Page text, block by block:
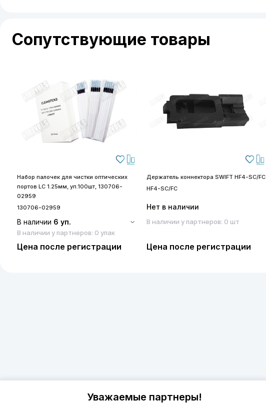
Сопутствующие товары
Набор палочек для чистки оптических
портов LC 1.25мм, уп.100шт, 130706-
02959
130706-02959
В наличии 6 уп.
В наличии у партнеров: 0 упак
Цена после регистрации
Держатель коннектора SWIFT HF4-SC/FC
HF4-SC/FC
Нет в наличии
В наличии у партнеров: 0 шт
Цена после регистрации
Уважаемые партнеры!